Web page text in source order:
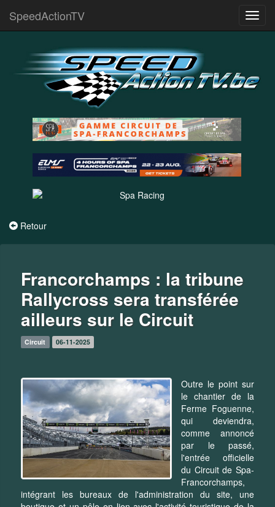
SpeedActionTV
Retour
Francorchamps : la tribune
Rallycross sera transférée
ailleurs sur le Circuit
Circuit 06-11-2025
Outre le point sur
le chantier de la
Ferme Foguenne,
qui deviendra,
comme annoncé
par le passé,
l'entrée officielle
du Circuit de Spa-
Francorchamps,
intégrant les bureaux de l'administration du site, une